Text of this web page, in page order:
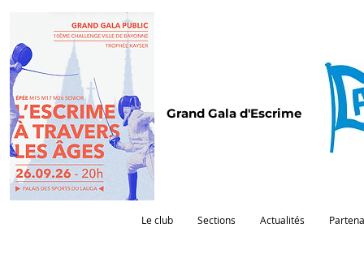
Grand Gala d'Escrime
Le club Sections Actualités